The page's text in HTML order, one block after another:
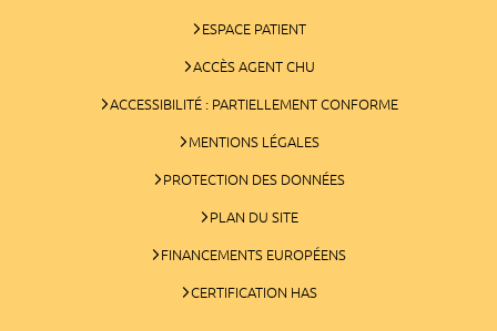
ESPACE PATIENT
ACCÈS AGENT CHU
ACCESSIBILITÉ : PARTIELLEMENT CONFORME
MENTIONS LÉGALES
PROTECTION DES DONNÉES
PLAN DU SITE
FINANCEMENTS EUROPÉENS
CERTIFICATION HAS